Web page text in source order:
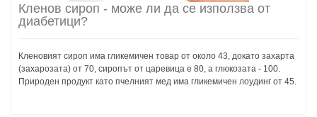
Кленов сироп - може ли да се използва от
диабетици?
Кленовият сироп има гликемичен товар от около 43, докато захарта
(захарозата) от 70, сиропът от царевица е 80, а глюкозата - 100.
Природен продукт като пчелният мед има гликемичен лоудинг от 45.